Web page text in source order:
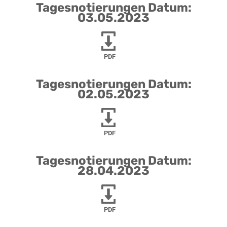
Tagesnotierungen Datum:
03.05.2023
PDF
Tagesnotierungen Datum:
02.05.2023
PDF
Tagesnotierungen Datum:
28.04.2023
PDF